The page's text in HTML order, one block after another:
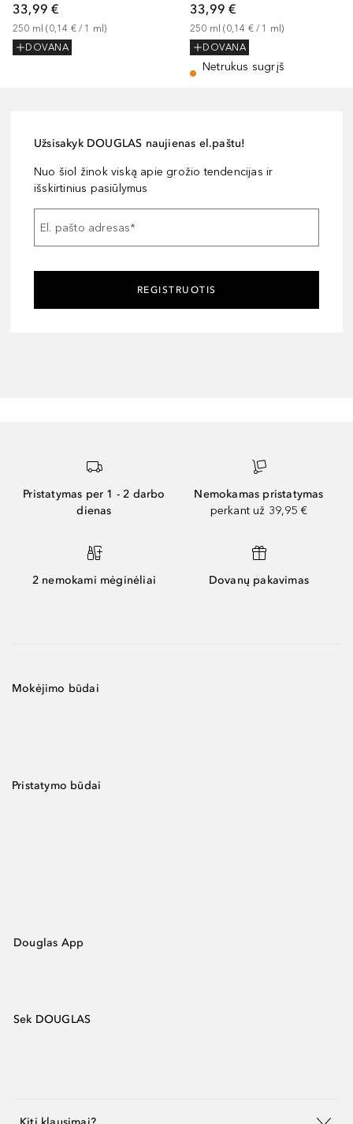
33,99 €
250 ml (0,14 € / 1 ml)
DOVANA
33,99 €
250 ml (0,14 € / 1 ml)
DOVANA
Netrukus sugrįš
Užsisakyk DOUGLAS naujienas el.paštu!
Nuo šiol žinok viską apie grožio tendencijas ir
išskirtinius pasiūlymus
El. pašto adresas*
REGISTRUOTIS
Pristatymas per 1 - 2 darbo
dienas
Nemokamas pristatymas
perkant už 39,95 €
2 nemokami mėginėliai Dovanų pakavimas
Mokėjimo būdai
Pristatymo būdai
Douglas App
Sek DOUGLAS